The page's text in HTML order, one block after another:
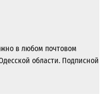
в любом почтовом
области. Подписной